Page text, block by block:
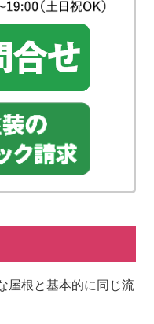
屋根と基本的に同じ流